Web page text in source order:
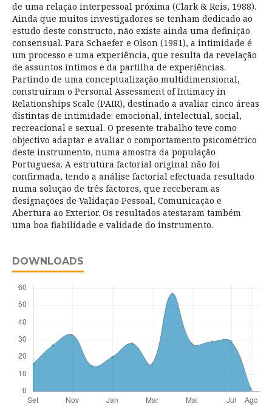
de uma relação interpessoal próxima (Clark & Reis, 1988).
Ainda que muitos investigadores se tenham dedicado ao
estudo deste constructo, não existe ainda uma definição
consensual. Para Schaefer e Olson (1981), a intimidade é
um processo e uma experiência, que resulta da revelação
de assuntos íntimos e da partilha de experiências.
Partindo de uma conceptualização multidimensional,
construíram o Personal Assessment of Intimacy in
Relationships Scale (PAIR), destinado a avaliar cinco áreas
distintas de intimidade: emocional, intelectual, social,
recreacional e sexual. O presente trabalho teve como
objectivo adaptar e avaliar o comportamento psicométrico
deste instrumento, numa amostra da população
Portuguesa. A estrutura factorial original não foi
confirmada, tendo a análise factorial efectuada resultado
numa solução de três factores, que receberam as
designações de Validação Pessoal, Comunicação e
Abertura ao Exterior. Os resultados atestaram também
uma boa fiabilidade e validade do instrumento.
DOWNLOADS